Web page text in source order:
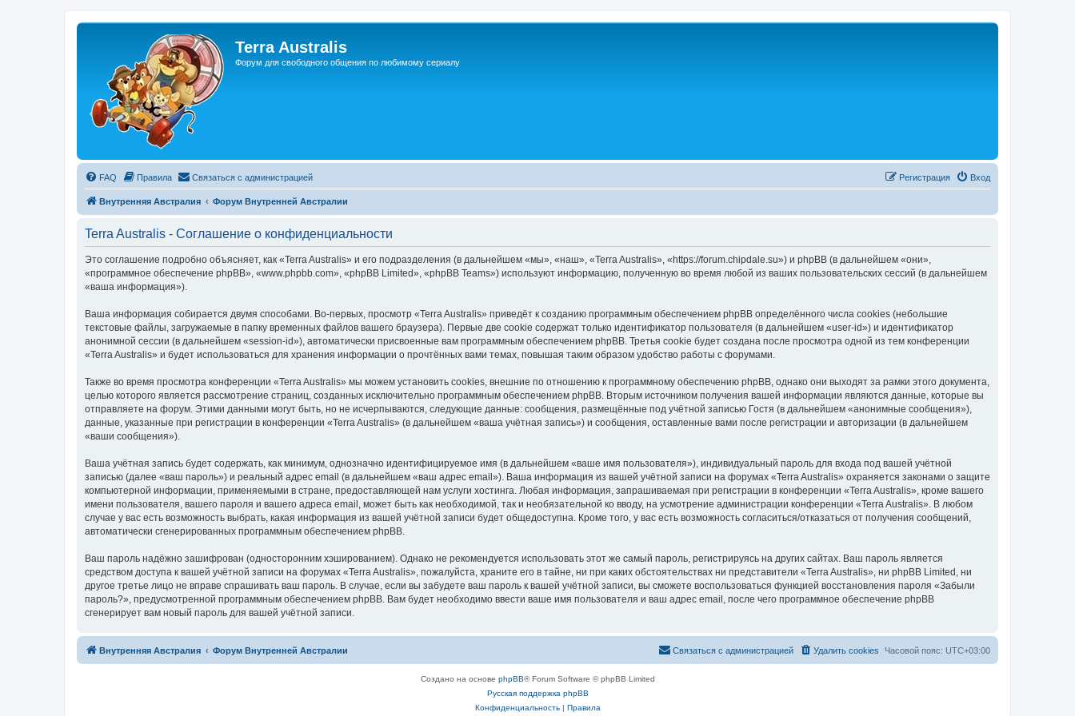
Terra Australis
Форум для свободного общения по любимому сериалу
FAQ Правила Связаться с администрацией Вход
Регистрация
Внутренняя Австралия Форум Внутренней Австралии
Terra Australis - Соглашение о конфиденциальности
Это соглашение подробно объясняет, как «Terra Australis» и его подразделения (в дальнейшем «мы», «наш», «Terra Australis», «https://forum.chipdale.su») и phpBB (в дальнейшем «они»,
«программное обеспечение phpBB», «www.phpbb.com», «phpBB Limited», «phpBB Teams») используют информацию, полученную во время любой из ваших пользовательских сессий (в дальнейшем
«ваша информация»).
Ваша информация собирается двумя способами. Во-первых, просмотр «Terra Australis» приведёт к созданию программным обеспечением phpBB определённого числа cookies (небольшие
текстовые файлы, загружаемые в папку временных файлов вашего браузера). Первые две cookie содержат только идентификатор пользователя (в дальнейшем «user-id») и идентификатор
анонимной сессии (в дальнейшем «session-id»), автоматически присвоенные вам программным обеспечением phpBB. Третья cookie будет создана после просмотра одной из тем конференции
«Terra Australis» и будет использоваться для хранения информации о прочтённых вами темах, повышая таким образом удобство работы с форумами.
Также во время просмотра конференции «Terra Australis» мы можем установить cookies, внешние по отношению к программному обеспечению phpBB, однако они выходят за рамки этого документа,
целью которого является рассмотрение страниц, созданных исключительно программным обеспечением phpBB. Вторым источником получения вашей информации являются данные, которые вы
отправляете на форум. Этими данными могут быть, но не исчерпываются, следующие данные: сообщения, размещённые под учётной записью Гостя (в дальнейшем «анонимные сообщения»),
данные, указанные при регистрации в конференции «Terra Australis» (в дальнейшем «ваша учётная запись») и сообщения, оставленные вами после регистрации и авторизации (в дальнейшем
«ваши сообщения»).
Ваша учётная запись будет содержать, как минимум, однозначно идентифицируемое имя (в дальнейшем «ваше имя пользователя»), индивидуальный пароль для входа под вашей учётной
записью (далее «ваш пароль») и реальный адрес email (в дальнейшем «ваш адрес email»). Ваша информация из вашей учётной записи на форумах «Terra Australis» охраняется законами о защите
компьютерной информации, применяемыми в стране, предоставляющей нам услуги хостинга. Любая информация, запрашиваемая при регистрации в конференции «Terra Australis», кроме вашего
имени пользователя, вашего пароля и вашего адреса email, может быть как необходимой, так и необязательной ко вводу, на усмотрение администрации конференции «Terra Australis». В любом
случае у вас есть возможность выбрать, какая информация из вашей учётной записи будет общедоступна. Кроме того, у вас есть возможность согласиться/отказаться от получения сообщений,
автоматически сгенерированных программным обеспечением phpBB.
Ваш пароль надёжно зашифрован (односторонним хэшированием). Однако не рекомендуется использовать этот же самый пароль, регистрируясь на других сайтах. Ваш пароль является
средством доступа к вашей учётной записи на форумах «Terra Australis», пожалуйста, храните его в тайне, ни при каких обстоятельствах ни представители «Terra Australis», ни phpBB Limited, ни
другое третье лицо не вправе спрашивать ваш пароль. В случае, если вы забудете ваш пароль к вашей учётной записи, вы сможете воспользоваться функцией восстановления пароля «Забыли
пароль?», предусмотренной программным обеспечением phpBB. Вам будет необходимо ввести ваше имя пользователя и ваш адрес email, после чего программное обеспечение phpBB
сгенерирует вам новый пароль для вашей учётной записи.
Внутренняя Австралия Форум Внутренней Австралии Часовой пояс: UTC+03:00
Удалить cookies
Связаться с
Связаться с администрацией
Создано на основе phpBB® Forum Software © phpBB Limited
Русская поддержка phpBB
Конфиденциальность| Правила